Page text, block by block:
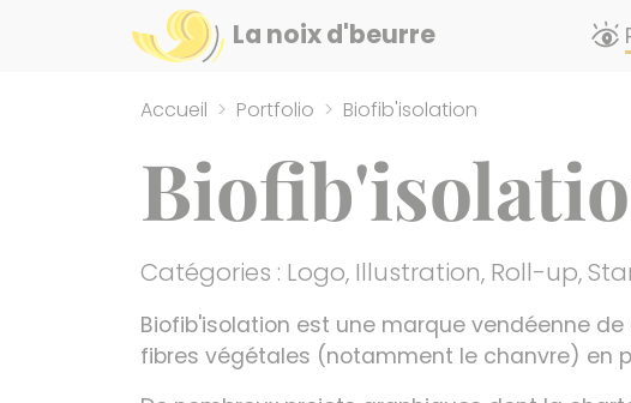
La noix d'beurre
Accueil Portfolio Biofib'isolation
Catégories : Logo, Illustration, Roll-up,
Biofib'isolation est une marque vendéenne
fibres végétales (notamment le chanvre) en
Panneau de gestion des cookies